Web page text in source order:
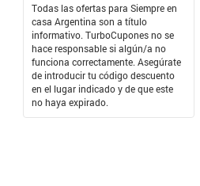
Todas las ofertas para Siempre en
casa Argentina son a título
informativo. TurboCupones no se
hace responsable si algún/a no
funciona correctamente. Asegúrate
de introducir tu código descuento
en el lugar indicado y de que este
no haya expirado.